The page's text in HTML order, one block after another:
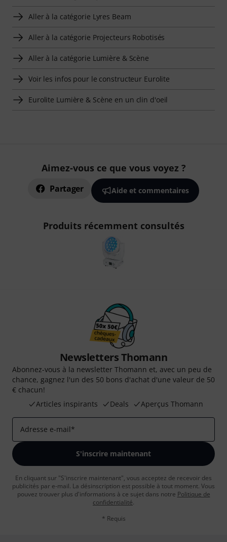
Aller à la catégorie Lyres Beam
Aller à la catégorie Projecteurs Robotisés
Aller à la catégorie Lumière & Scène
Voir les infos pour le constructeur Eurolite
Eurolite Lumière & Scène en un clin d'oeil
Aimez-vous ce que vous voyez ?
Partager Aide et commentaires
Produits récemment consultés
Newsletters Thomann
Abonnez-vous à la newsletter Thomann et, avec un peu de
chance, gagnez l'un des 50 bons d'achat d'une valeur de 50
€ chacun!
Articles inspirants
Deals Aperçus Thomann
Adresse e-mail*
S'inscrire maintenant
En cliquant sur "S'inscrire maintenant", vous acceptez de recevoir des
publicités par e-mail. La désinscription est possible à tout moment. Vous
pouvez trouver plus d'informations à ce sujet dans notre Politique de
confidentialité.
* Requis